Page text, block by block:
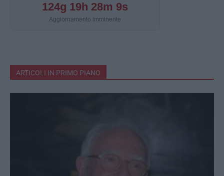
124g 19h 28m 8s
Aggiornamento imminente
ARTICOLI IN PRIMO PIANO